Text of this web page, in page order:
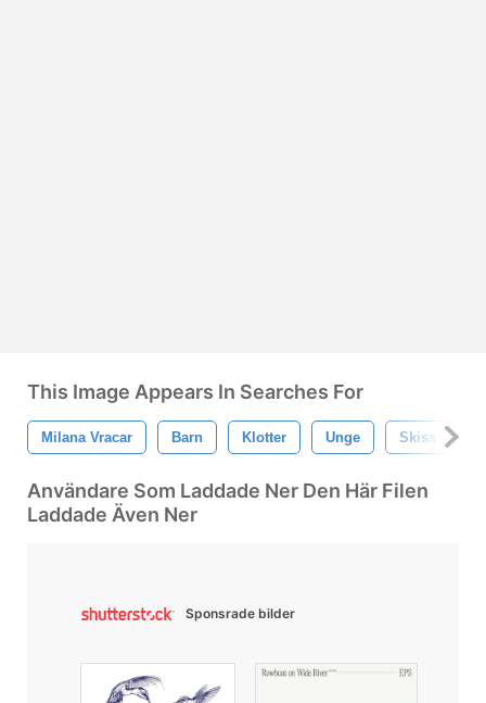
This Image Appears In Searches For
Milana Vracar Barn Klotter Unge Skiss
Användare Som Laddade Ner Den Här Filen
Laddade Även Ner
Sponsrade bilder